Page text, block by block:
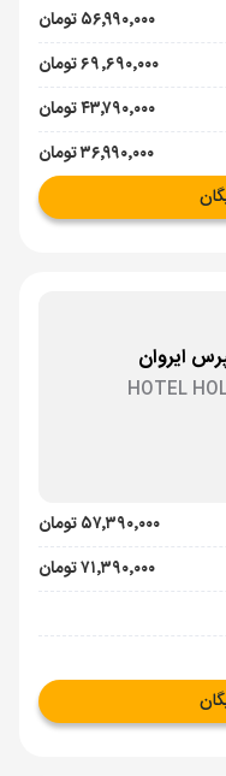
۵۶٬۹۹۰٬۰۰۰ تومان
۶۹٬۶۹۰٬۰۰۰ تومان
۴۳٬۷۹۰٬۰۰۰ تومان
۳۶٬۹۹۰٬۰۰۰ تومان
ایروان
HOTEL
۵۷٬۳۹۰٬۰۰۰ تومان
۷۱٬۳۹۰٬۰۰۰ تومان